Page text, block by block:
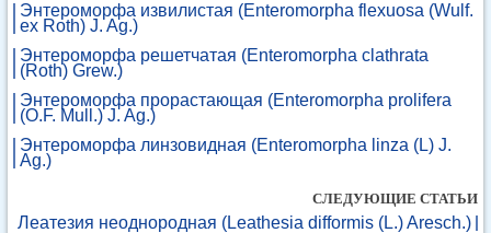
Энтероморфа извилистая (Enteromorpha flexuosa (Wulf.
ex Roth) J. Ag.)
Энтероморфа решетчатая (Enteromorpha clathrata
(Roth) Grew.)
Энтероморфа прорастающая (Enteromorpha prolifera
(O.F. Mull.) J. Ag.)
Энтероморфа линзовидная (Enteromorpha linza (L) J.
Ag.)
СЛЕДУЮЩИЕ СТАТЬИ
Леатезия неоднородная (Leathesia difformis (L.) Aresch.)